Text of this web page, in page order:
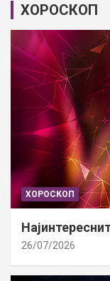
ХОРОСКОП
ХОРОСКОП
26/07/2026